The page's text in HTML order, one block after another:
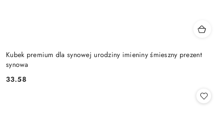
Kubek premium dla synowej urodziny imieniny śmieszny prezent
synowa
Cena:
33.58